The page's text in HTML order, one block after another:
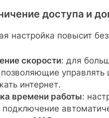
доступа и
настройка повысит
скорости: для
управлять
интернет.
времени работы: